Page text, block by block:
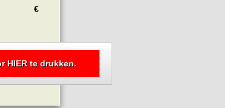
€
HIER te drukken.